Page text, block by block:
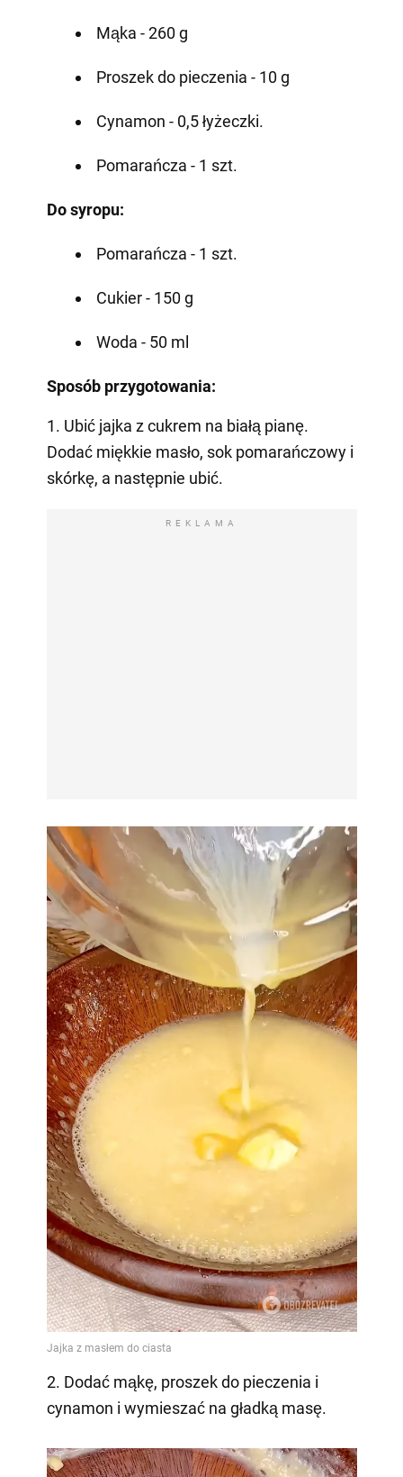
Mąka - 260 g
Proszek do pieczenia - 10 g
Cynamon - 0,5 łyżeczki.
Pomarańcza - 1 szt.
Do syropu:
Pomarańcza - 1 szt.
Cukier - 150 g
Woda - 50 ml
Sposób przygotowania:
1. Ubić jajka z cukrem na białą pianę.
Dodać miękkie masło, sok pomarańczowy i
skórkę, a następnie ubić.
REKLAMA
2. Dodać mąkę, proszek do pieczenia i
cynamon i wymieszać na gładką masę.